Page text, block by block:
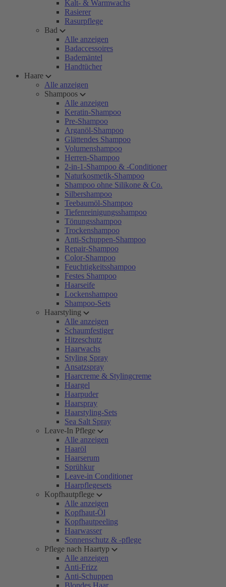
Kalt- & Warmwachs
Rasierer
Rasurpflege
Bad
Alle anzeigen
Badaccessoires
Bademäntel
Handtücher
Haare
Alle anzeigen
Shampoos
Alle anzeigen
Keratin-Shampoo
Pre-Shampoo
Arganöl-Shampoo
Glättendes Shampoo
Volumenshampoo
Herren-Shampoo
2-in-1-Shampoo & -Conditioner
Naturkosmetik-Shampoo
Shampoo ohne Silikone & Co.
Silbershampoo
Teebaumöl-Shampoo
Tiefenreinigungsshampoo
Tönungsshampoo
Trockenshampoo
Anti-Schuppen-Shampoo
Repair-Shampoo
Color-Shampoo
Feuchtigkeitsshampoo
Festes Shampoo
Haarseife
Lockenshampoo
Shampoo-Sets
Haarstyling
Alle anzeigen
Schaumfestiger
Hitzeschutz
Haarwachs
Styling Spray
Ansatzspray
Haarcreme & Stylingcreme
Haargel
Haarpuder
Haarspray
Haarstyling-Sets
Sea Salt Spray
Leave-In Pflege
Alle anzeigen
Haaröl
Haarserum
Sprühkur
Leave-in Conditioner
Haarpflegesets
Kopfhautpflege
Alle anzeigen
Kopfhaut-Öl
Kopfhautpeeling
Haarwasser
Sonnenschutz & -pflege
Pflege nach Haartyp
Alle anzeigen
Anti-Frizz
Anti-Schuppen
Blondes Haar